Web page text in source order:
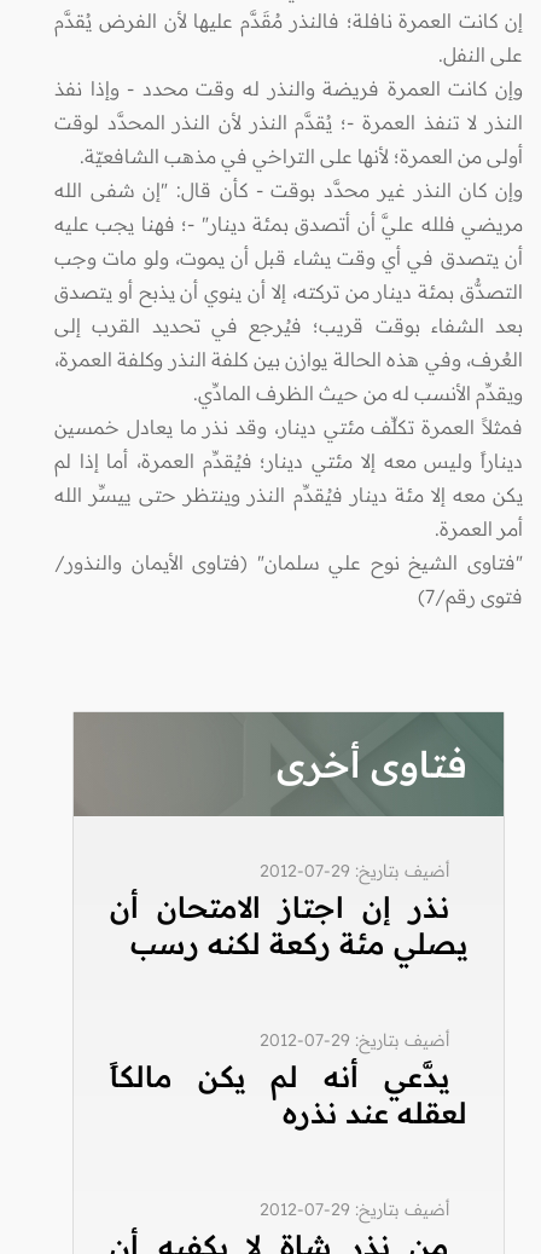
إن كانت العمرة نافلة؛ فالنذر مُقَدَّم عليها لأن الفرض يُقدَّم
على النفل.
وإن كانت العمرة فريضة والنذر له وقت محدد - وإذا نفذ
النذر لا تنفذ العمرة -؛ يُقدَّم النذر لأن النذر المحدَّد لوقت
أولى من العمرة؛ لأنها على التراخي في مذهب الشافعيّة.
وإن كان النذر غير محدَّد بوقت - كأن قال: "إن شفى الله
مريضي فلله عليَّ أن أتصدق بمئة دينار" -؛ فهنا يجب عليه
أن يتصدق في أي وقت يشاء قبل أن يموت، ولو مات وجب
التصدُّق بمئة دينار من تركته، إلا أن ينوي أن يذبح أو يتصدق
بعد الشفاء بوقت قريب؛ فيُرجع في تحديد القرب إلى
العُرف، وفي هذه الحالة يوازن بين كلفة النذر وكلفة العمرة،
ويقدِّم الأنسب له من حيث الظرف المادِّي.
فمثلاً العمرة تكلِّف مئتي دينار، وقد نذر ما يعادل خمسين
ديناراً وليس معه إلا مئتي دينار؛ فيُقدِّم العمرة، أما إذا لم
يكن معه إلا مئة دينار فيُقدِّم النذر وينتظر حتى ييسِّر الله
أمر العمرة.
"فتاوى الشيخ نوح علي سلمان" (فتاوى الأيمان والنذور/
فتوى رقم/7)
فتاوى أخرى
أضيف بتاريخ: 29-07-2012
نذر إن اجتاز الامتحان أن
يصلي مئة ركعة لكنه رسب
أضيف بتاريخ: 29-07-2012
يدَّعي أنه لم يكن مالكاً
لعقله عند نذره
أضيف بتاريخ: 29-07-2012
من نذر شاة لا يكفيه أن